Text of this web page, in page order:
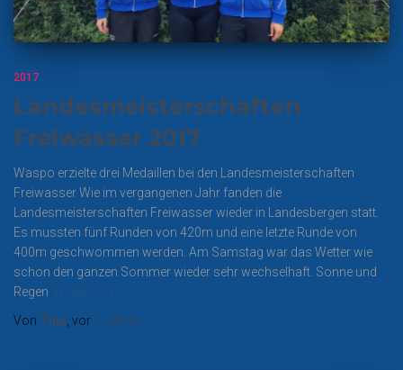
2017
Landesmeisterschaften
Freiwasser 2017
Waspo erzielte drei Medaillen bei den Landesmeisterschaften
Freiwasser Wie im vergangenen Jahr fanden die
Landesmeisterschaften Freiwasser wieder in Landesbergen statt.
Es mussten fünf Runden von 420m und eine letzte Runde von
400m geschwommen werden. Am Samstag war das Wetter wie
schon den ganzen Sommer wieder sehr wechselhaft. Sonne und
Regen
Von Tina, vor 7 Jahren